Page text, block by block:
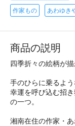
作家もの あわゆき
商品の説明
四季折々の絵柄が
手のひらに乗るよ
幸運を呼び込む招
の一つ。
湘南在住の作家・